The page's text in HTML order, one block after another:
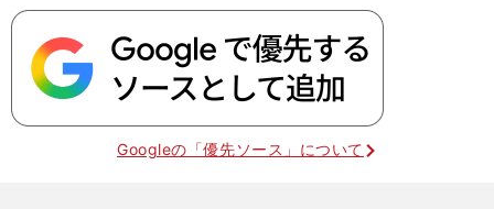
Googleの「優先ソース」について